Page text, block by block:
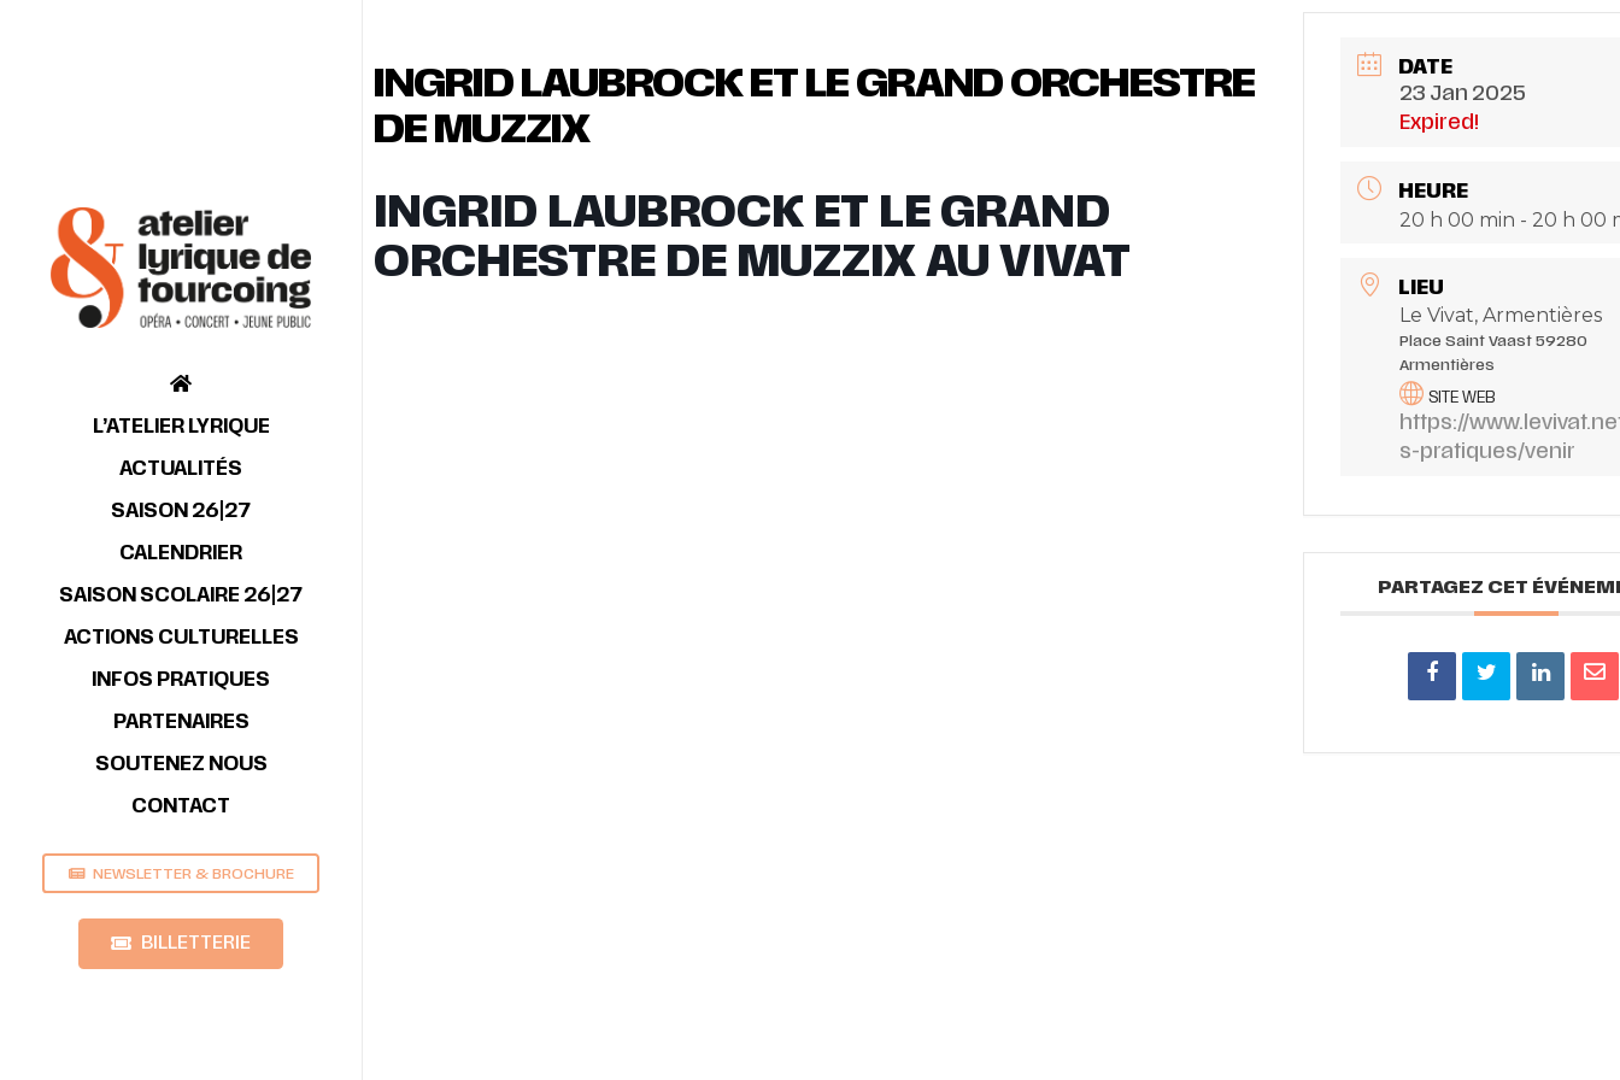
L’ATELIER LYRIQUE
ACTUALITÉS
SAISON 26|27
CALENDRIER
SAISON SCOLAIRE 26|27
ACTIONS CULTURELLES
INFOS PRATIQUES
PARTENAIRES
SOUTENEZ NOUS
CONTACT
NEWSLETTER & BROCHURE
BILLETTERIE
INGRID LAUBROCK ET LE GRAND ORCHESTRE
DE MUZZIX
INGRID LAUBROCK ET LE GRAND
ORCHESTRE DE MUZZIX AU VIVAT
DATE
23 Jan 2025
Expired!
HEURE
20 h 00 min - 20 h 00
LIEU
Le Vivat, Armentières
Place Saint Vaast 59280
Armentières
SITE WEB
https://
s-pratiques/venir
PARTAGEZ CET